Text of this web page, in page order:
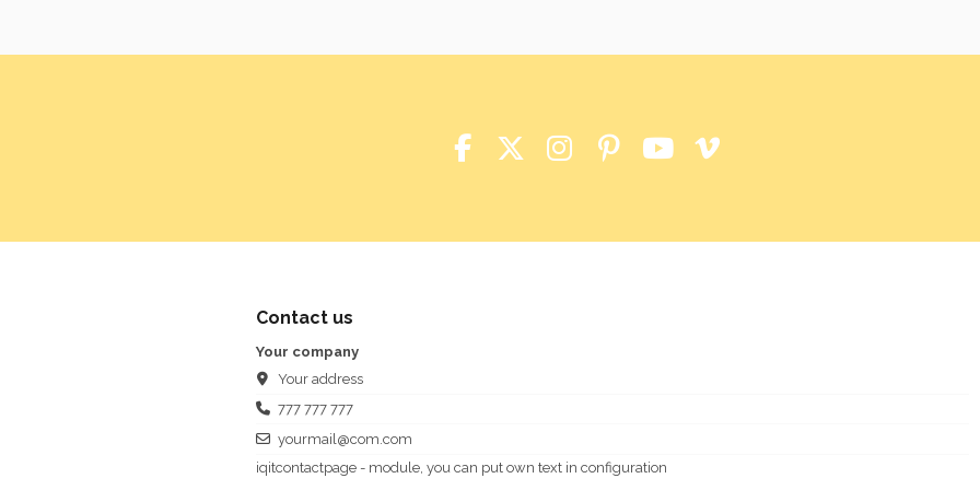
Contact us
Your company
Your address
777 777 777
yourmail@com.com
iqitcontactpage - module, you can put own text in configuration